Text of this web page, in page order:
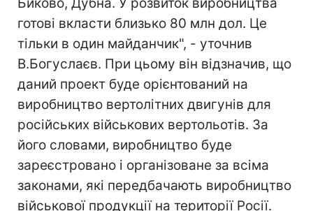
готові вкласти близько 80 млн дол. Це
тільки в один майданчик", - уточнив
В.Богуслаєв. При цьому він відзначив, що
даний проект буде орієнтований на
виробництво вертолітних двигунів для
російських військових вертольотів. За
його словами, виробництво буде
зареєстровано і організоване за всіма
законами, які передбачають виробництво
військової продукції на території Росії.